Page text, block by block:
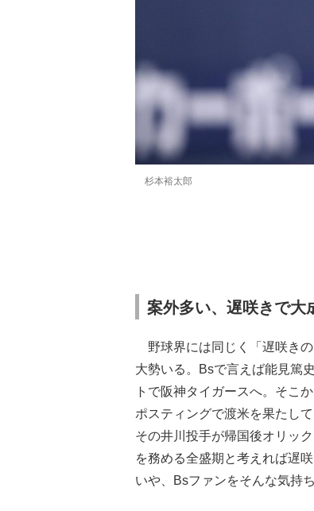
杉本裕太郎
案外多い、遅咲きで大
野球界には同じく「遅咲き
大勢いる。Bsで言えば能見篤
トで阪神タイガースへ。そこ
ポスティングで渡米を果たし
その井川投手が帰国後オリッ
を務める全盛期と考えれば遅
いや、Bsファンをそんな気持